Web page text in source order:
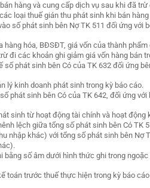
hàng và cung cấp dịch vụ sau khi đã
loại thuế gián thu phát sinh khi bán
số phát sinh bên Nợ TK 511 đối ứng với
hàng hóa, BĐSĐT, giá vốn của thành
đi các khoản ghi giảm giá vốn hàng bán
số phát sinh bên Có của TK 632 đối ứng
lý kinh doanh phát sinh trong kỳ báo cáo.
phát sinh bên Có của TK 642, đối ứng với
sinh từ hoạt động tài chính và hoạt động
lệch giữa tổng số phát sinh bên Có TK
nhập khác) với tổng số phát sinh bên Nợ
số âm dưới hình thức ghi trong ngoặc
toán trước thuế thực hiện trong kỳ báo